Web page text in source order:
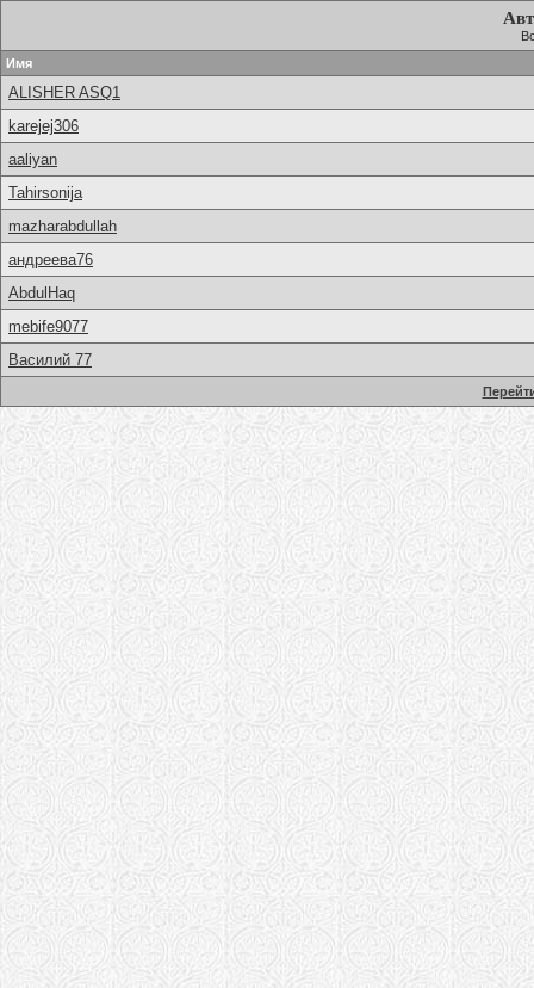
Имя
ALISHER ASQ1
karejej306
aaliyan
Tahirsonija
mazharabdullah
андреева76
AbdulHaq
mebife9077
Василий 77